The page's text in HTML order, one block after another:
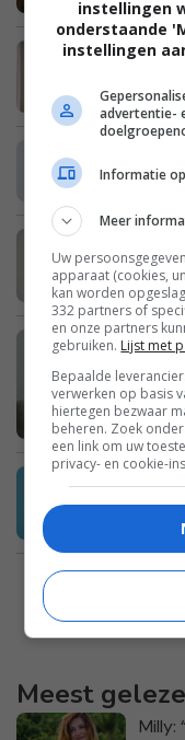
Julie:
Imke:
Meest
instellingen
onderstaande
instellingen
advertentie-
Informatie
Meer
Uw
apparaat (cookies,
kan worden
332 partners of
en onze partners
gebruiken. Lijst met
Bepaalde
verwerken op basis
hiertegen bezwaar
beheren. Zoek
een link om uw
privacy- en cookie-